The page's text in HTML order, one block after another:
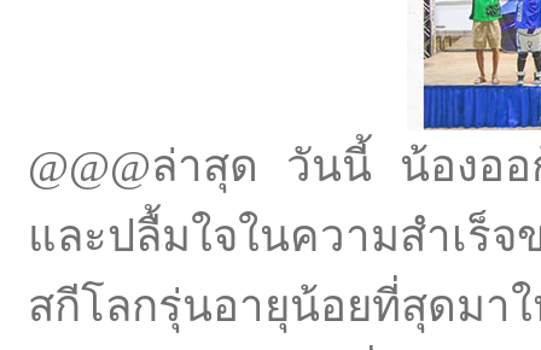
@@@ล่าสุด วันนี้ น้องอ
และปลื้มใจในความสำเร็
สกีโลกรุ่นอายุน้อยที่สุดมา